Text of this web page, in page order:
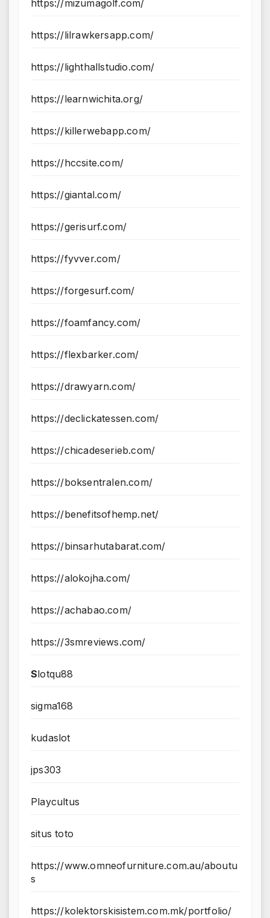
https://mizumagolf.com/
https://lilrawkersapp.com/
https://lighthallstudio.com/
https://learnwichita.org/
https://killerwebapp.com/
https://hccsite.com/
https://giantal.com/
https://gerisurf.com/
https://fyvver.com/
https://forgesurf.com/
https://foamfancy.com/
https://flexbarker.com/
https://drawyarn.com/
https://declickatessen.com/
https://chicadeserieb.com/
https://boksentralen.com/
https://benefitsofhemp.net/
https://binsarhutabarat.com/
https://alokojha.com/
https://achabao.com/
https://3smreviews.com/
Slotqu88
sigma168
kudaslot
jps303
Playcultus
situs toto
https://www.omneofurniture.com.au/aboutu
s
https://kolektorskisistem.com.mk/portfolio/